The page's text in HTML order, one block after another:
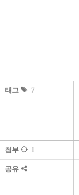
태그 7
첨부 1
공유